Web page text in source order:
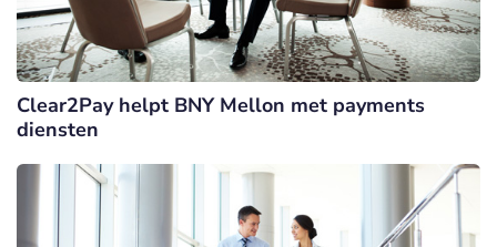
Clear2Pay helpt BNY Mellon met payments
diensten